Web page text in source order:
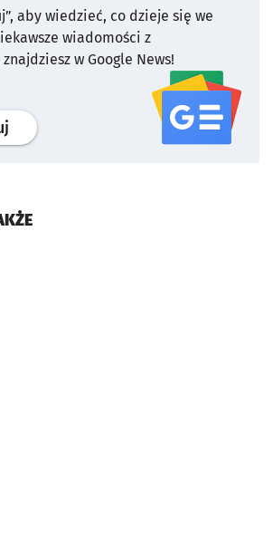
aby wiedzieć, co dzieje się we
wiadomości z
w Google News!
profil serwisu